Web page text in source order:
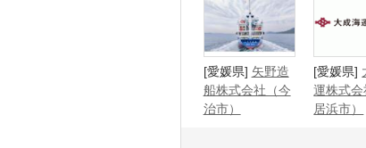
[愛媛県] 矢野造
船株式会社（今
治市）
[愛媛県]
運株式
居浜市）